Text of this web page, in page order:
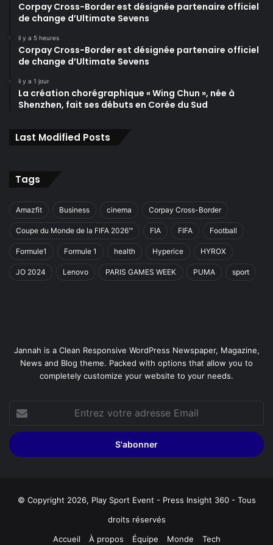
Corpay Cross-Border est désignée partenaire officiel
de change d’Ultimate Sevens
il y a 5 heures
Corpay Cross-Border est désignée partenaire officiel
de change d’Ultimate Sevens
il y a 1 jour
La création chorégraphique « Wing Chun », née à
Shenzhen, fait ses débuts en Corée du Sud
Last Modified Posts
Tags
Amazfit Business cinema Corpay Cross-Border
Coupe du Monde de la FIFA 2026™ FIA FIFA Football
Formule1 Formule 1 health Hyperice HYROX
JO 2024 Lenovo PARIS GAMES WEEK PUMA sport
Jannah is a Clean Responsive WordPress Newspaper, Magazine,
News and Blog theme. Packed with options that allow you to
completely customize your website to your needs.
votre
adresse
Email
© Copyright 2026, Play Sport Event - Press Insight 360 - Tous
droits réservés
Accueil
À propos Équipe Monde Tech